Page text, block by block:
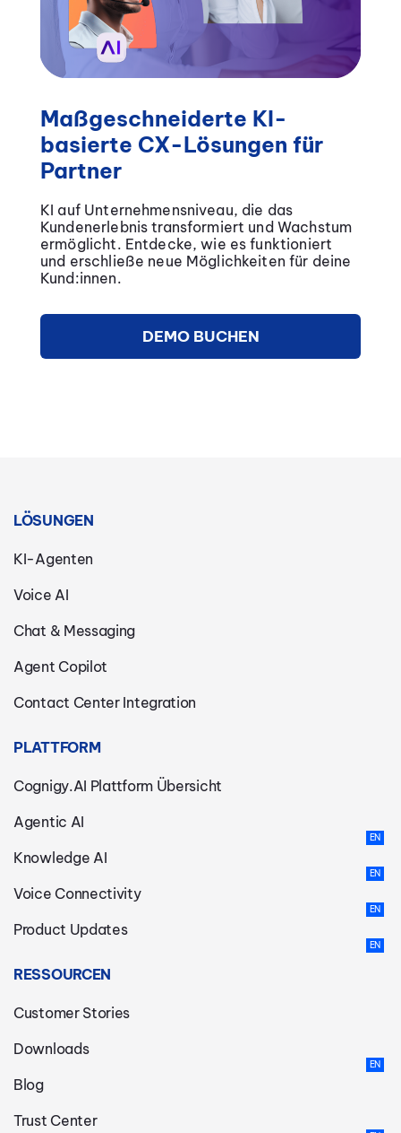
Maßgeschneiderte KI-
basierte CX-Lösungen für
Partner
KI auf Unternehmensniveau, die das
Kundenerlebnis transformiert und Wachstum
ermöglicht. Entdecke, wie es funktioniert
und erschließe neue Möglichkeiten für deine
Kund:innen.
DEMO BUCHEN
LÖSUNGEN
KI-Agenten
Voice AI
Chat & Messaging
Agent Copilot
Contact Center Integration
PLATTFORM
Cognigy.AI Plattform Übersicht
Agentic AI
Knowledge AI
Voice Connectivity
Product Updates
RESSOURCEN
Customer Stories
Downloads
Blog
Trust Center